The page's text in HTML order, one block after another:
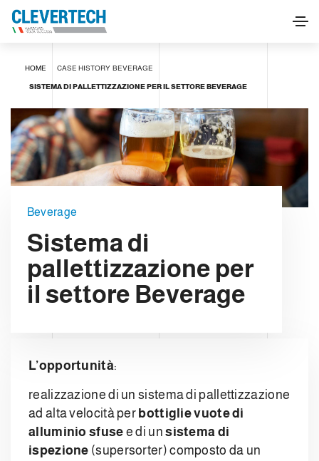
HOME CASE HISTORY BEVERAGE
SISTEMA DI PALLETTIZZAZIONE PER IL SETTORE BEVERAGE
Beverage
Sistema di
pallettizzazione per
il settore Beverage
L’opportunità:
realizzazione di un sistema di pallettizzazione
ad alta velocità per bottiglie vuote di
alluminio sfuse e di unsistema di
ispezione (supersorter) composto da un